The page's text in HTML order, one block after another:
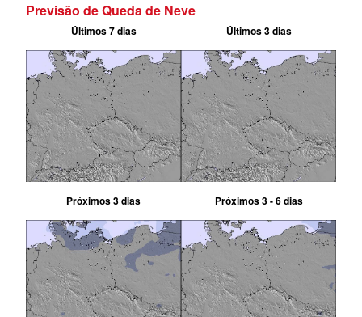
Previsão de Queda de Neve
Últimos 7 dias Últimos 3 dias
Próximos 3 dias Próximos 3 - 6 dias